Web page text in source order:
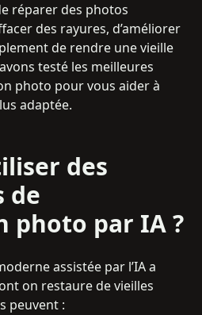
réparer des photos
des rayures, d’améliorer
de rendre une vieille
testé les meilleures
photo pour vous aider à
adaptée.
des
de
photo par IA ?
assistée par l’IA a
on restaure de vieilles
peuvent :